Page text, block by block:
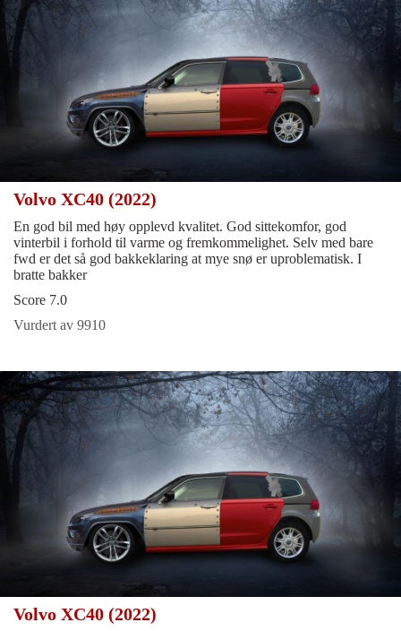
Volvo XC40 (2022)
En god bil med høy opplevd kvalitet. God sittekomfor, god
vinterbil i forhold til varme og fremkommelighet. Selv med bare
fwd er det så god bakkeklaring at mye snø er uproblematisk. I
bratte bakker
Score 7.0
Vurdert av 9910
Volvo XC40 (2022)